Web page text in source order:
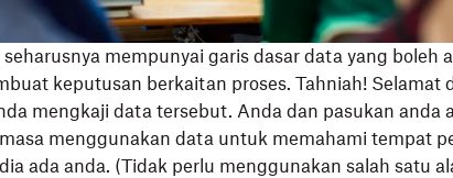
mempunyai garis dasar data yang boleh
keputusan berkaitan proses. Tahniah! Selamat
mengkaji data tersebut. Anda dan pasukan anda
menggunakan data untuk memahami tempat
ada anda. (Tidak perlu menggunakan salah satu